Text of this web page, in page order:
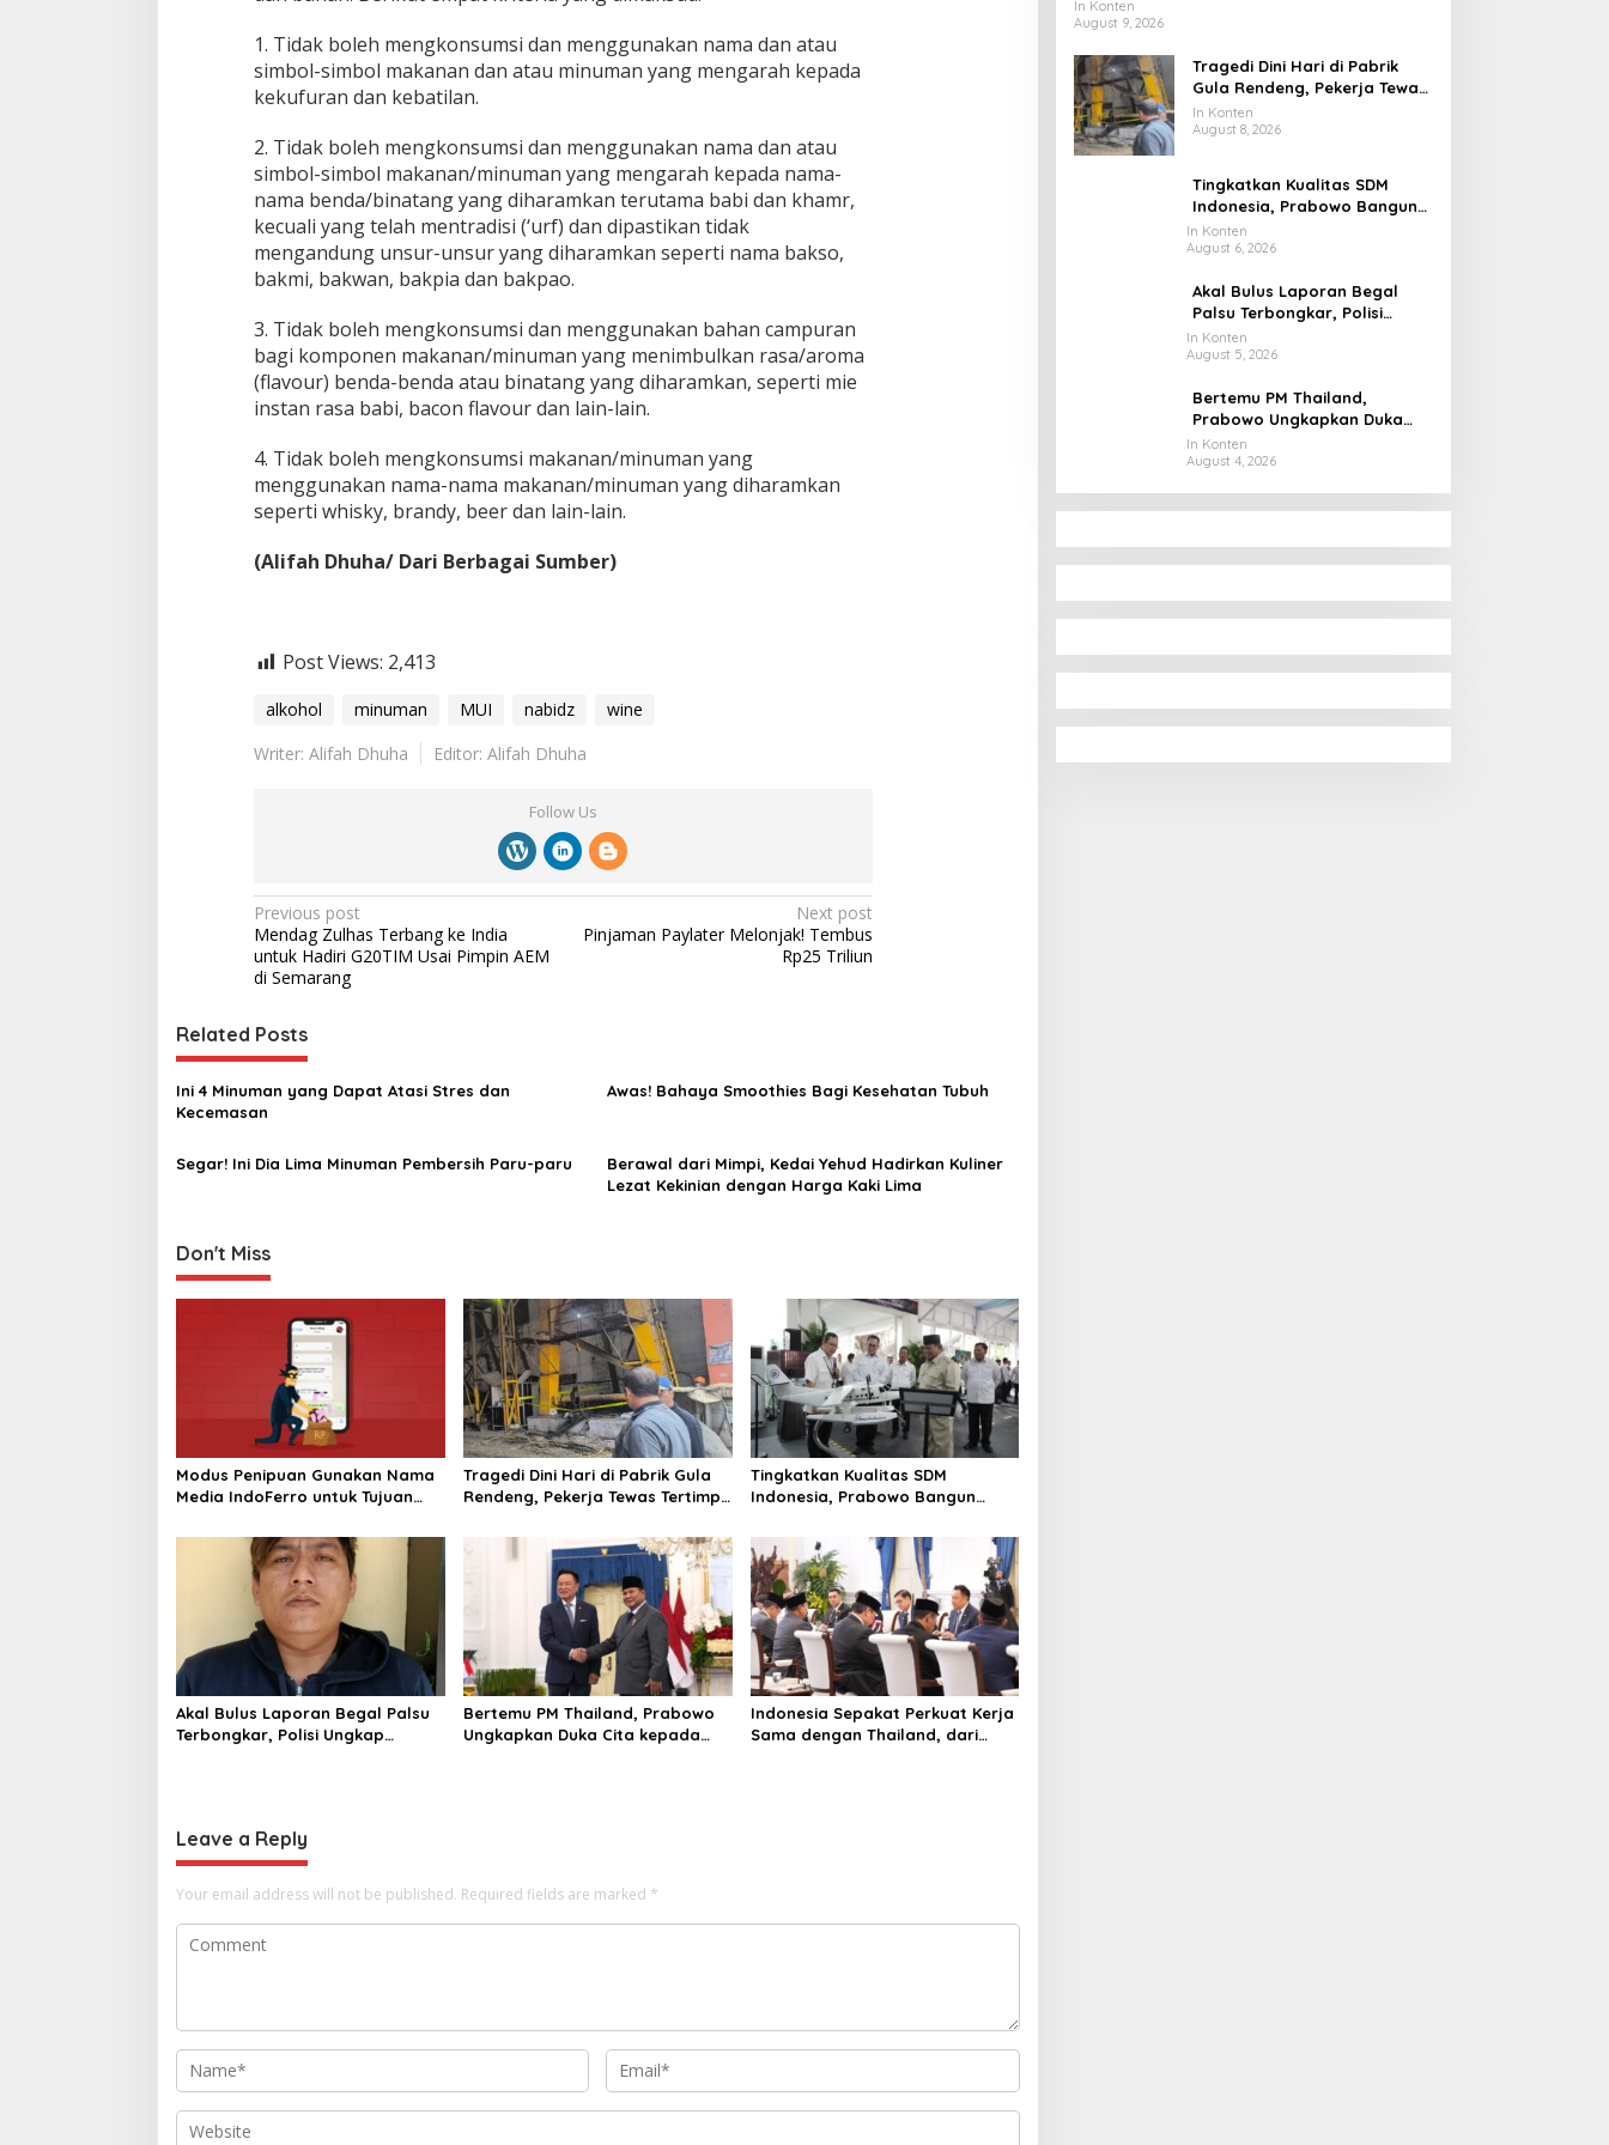
1. Tidak boleh mengkonsumsi dan menggunakan nama dan atau
simbol-simbol makanan dan atau minuman yang mengarah kepada
kekufuran dan kebatilan.
2. Tidak boleh mengkonsumsi dan menggunakan nama dan atau
simbol-simbol makanan/minuman yang mengarah kepada nama-
nama benda/binatang yang diharamkan terutama babi dan khamr,
kecuali yang telah mentradisi (‘urf) dan dipastikan tidak
mengandung unsur-unsur yang diharamkan seperti nama bakso,
bakmi, bakwan, bakpia dan bakpao.
3. Tidak boleh mengkonsumsi dan menggunakan bahan campuran
bagi komponen makanan/minuman yang menimbulkan rasa/aroma
(flavour) benda-benda atau binatang yang diharamkan, seperti mie
instan rasa babi, bacon flavour dan lain-lain.
4. Tidak boleh mengkonsumsi makanan/minuman yang
menggunakan nama-nama makanan/minuman yang diharamkan
seperti whisky, brandy, beer dan lain-lain.
(Alifah Dhuha/ Dari Berbagai Sumber)
Post Views: 2,413
alkohol minuman MUI nabidz
wine
Writer: Alifah Dhuha
Editor: Alifah Dhuha
Follow Us
P
o
s
t
n
a
v
i
t
i
Previous post
Mendag Zulhas Terbang ke India
untuk Hadiri G20TIM Usai Pimpin AEM
di Semarang
Next post
Pinjaman Paylater Melonjak! Tembus
Rp25 Triliun
Related Posts
Ini 4 Minuman yang Dapat Atasi Stres ‎dan
Kecemasan
Awas! Bahaya Smoothies Bagi Kesehatan Tubuh
Segar! Ini Dia Lima Minuman Pembersih Paru-paru
Berawal dari Mimpi, Kedai Yehud Hadirkan Kuliner
Lezat Kekinian dengan Harga Kaki Lima
Don't Miss
Modus Penipuan Gunakan Nama
Media IndoFerro untuk Tujuan
Tragedi Dini Hari di Pabrik Gula
Rendeng, Pekerja Tewas Tertimpa
Tingkatkan Kualitas SDM
Indonesia, Prabowo Bangun
Undang Universitas Terbaik Dunia
Akal Bulus Laporan Begal Palsu
Terbongkar, Polisi Ungkap
Bertemu PM Thailand, Prabowo
Ungkapkan Duka Cita kepada
Indonesia Sepakat Perkuat Kerja
Sama dengan Thailand, dari
Leave a Reply
Your email address will not be published. Required fields are marked *
In Konten
August 9, 2026
Tragedi Dini Hari di Pabrik
Gula Rendeng, Pekerja Tewas
Tertimpa Alat Pengangkat
Tebu
In Konten
August 8, 2026
Tingkatkan Kualitas SDM
Indonesia, Prabowo Bangun
Sekolah Unggulan hingga
Undang Universitas Terbaik
In Konten
August 6, 2026
Akal Bulus Laporan Begal
Palsu Terbongkar, Polisi
Ungkap Penggelapan Uang
Perusahaan untuk Crypto
In Konten
August 5, 2026
Bertemu PM Thailand,
Prabowo Ungkapkan Duka
Cita kepada Putri dan
Selamat Ulang Tahun ke Raja
In Konten
August 4, 2026